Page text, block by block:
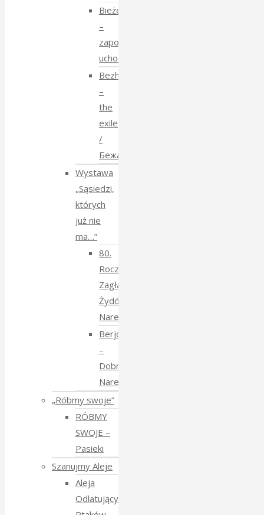
Bieżeństwo
–
zapomniane
uchodźstwo
Bezhenstvo
–
the
exile
/
Бежанства
Wystawa
„Sąsiedzi,
których
już nie
ma…”
80.
Rocznica
Zagłady
Żydów
Narewkowskich
Berjozkele
–
Dobranoc
Narewko
„Róbmy swoje”
RÓBMY
SWOJE –
Pasieki
Szanujmy Aleje
Aleja
Odlatujących